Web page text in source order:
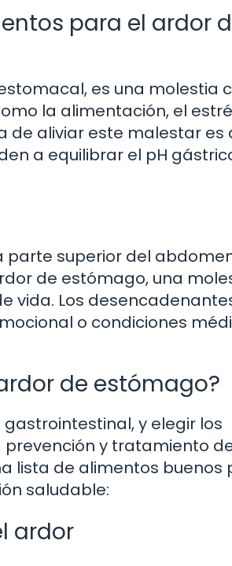
para el ardor
es una molestia
la alimentación, el
de aliviar este malestar es
a equilibrar el pH
parte superior del
de estómago, una
vida. Los
o condiciones
de estómago?
y elegir los
y tratamiento
lista de alimentos buenos
saludable:
ardor